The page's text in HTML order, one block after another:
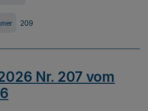
209
Nr. 207 vom